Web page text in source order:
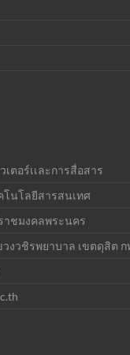
ตอร์เเละการสื่อสาร
โนโลยีสารสนเทศ
าชมงคลพระนคร
งวชิรพยาบาล เขตดุสิต ก